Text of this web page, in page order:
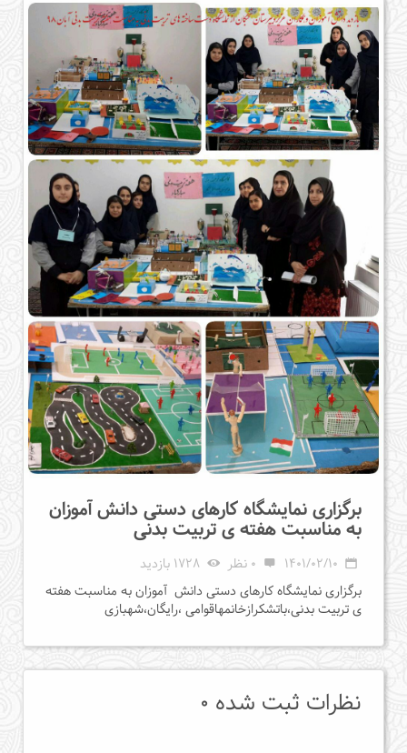
برگزاری نمایشگاه کارهای دستی دانش آموزان
به مناسبت هفته ی تربیت بدنی
1401/02/10 0 نظر
1728 بازدید
برگزاری نمایشگاه کارهای دستی دانش آموزان به مناسبت هفته
ی تربیت بدنی،باتشکرازخانمهاقوامی ،رایگان،شهبازی
نظرات ثبت شده 0